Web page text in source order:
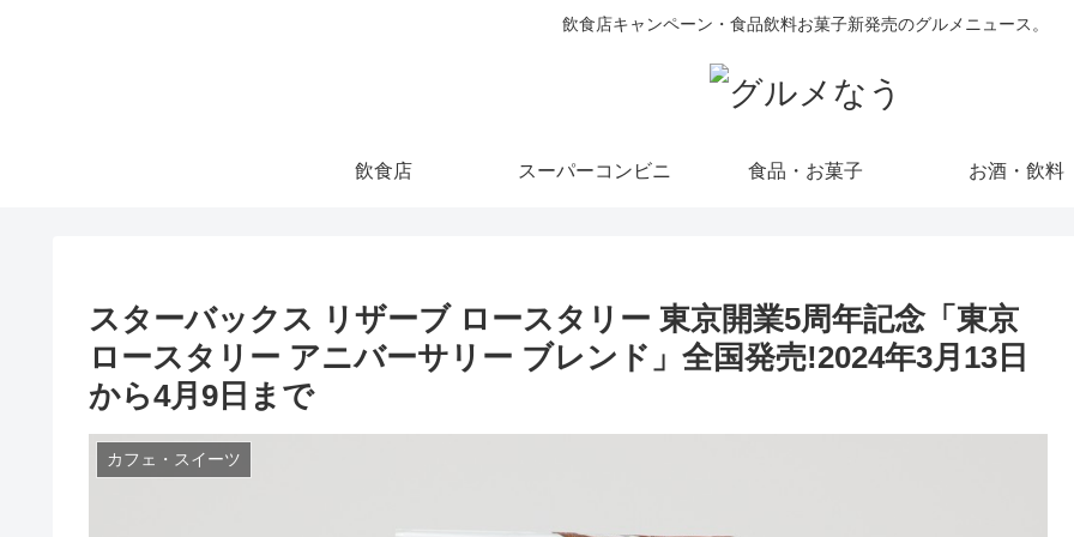
飲食店キャンペーン・食品飲料お菓子新発売のグルメニュース。
飲食店 スーパーコンビニ 食品・お菓子 お酒・飲料
スターバックス リザーブ ロースタリー 東京開業5周年記念「東京
ロースタリー アニバーサリー ブレンド」全国発売!2024年3月13日
から4月9日まで
カフェ・スイーツ